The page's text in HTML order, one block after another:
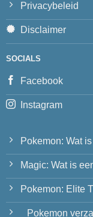
Privacybeleid
Disclaimer
SOCIALS
Facebook
Instagram
Pokemon: Wat
Magic: Wat is
Pokemon: Elite
Pokemon